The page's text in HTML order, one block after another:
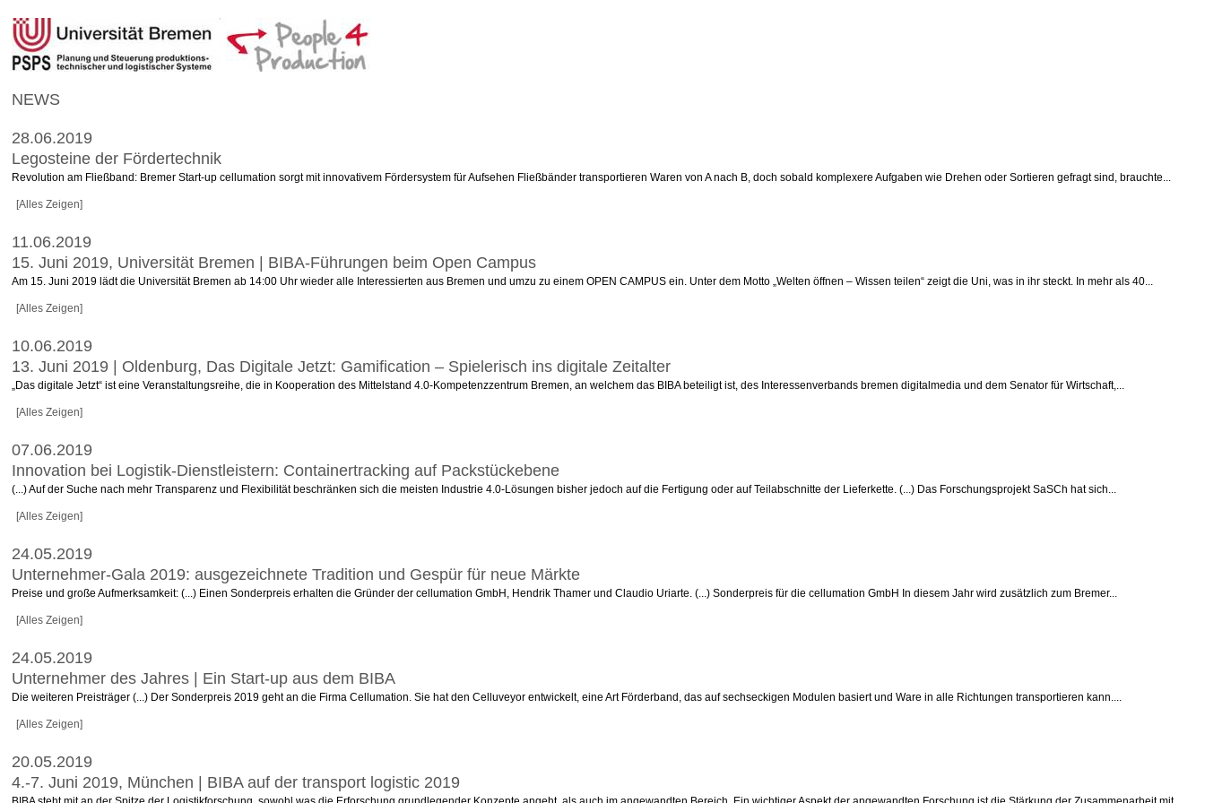
NEWS
28.06.2019
Legosteine der Fördertechnik
Revolution am Fließband: Bremer Start-up cellumation sorgt mit innovativem Fördersystem für Aufsehen Fließbänder transportieren Waren von A nach B, doch sobald komplexere Aufgaben wie Drehen oder Sortieren gefragt sind, brauchte...
[Alles Zeigen]
11.06.2019
15. Juni 2019, Universität Bremen | BIBA-Führungen beim Open Campus
Am 15. Juni 2019 lädt die Universität Bremen ab 14:00 Uhr wieder alle Interessierten aus Bremen und umzu zu einem OPEN CAMPUS ein. Unter dem Motto „Welten öffnen – Wissen teilen“ zeigt die Uni, was in ihr steckt. In mehr als 40...
[Alles Zeigen]
10.06.2019
13. Juni 2019 | Oldenburg, Das Digitale Jetzt: Gamification – Spielerisch ins digitale Zeitalter
„Das digitale Jetzt“ ist eine Veranstaltungsreihe, die in Kooperation des Mittelstand 4.0-Kompetenzzentrum Bremen, an welchem das BIBA beteiligt ist, des Interessenverbands bremen digitalmedia und dem Senator für Wirtschaft,...
[Alles Zeigen]
07.06.2019
Innovation bei Logistik-Dienstleistern: Containertracking auf Packstückebene
(...) Auf der Suche nach mehr Transparenz und Flexibilität beschränken sich die meisten Industrie 4.0-Lösungen bisher jedoch auf die Fertigung oder auf Teilabschnitte der Lieferkette. (...) Das Forschungsprojekt SaSCh hat sich...
[Alles Zeigen]
24.05.2019
Unternehmer-Gala 2019: ausgezeichnete Tradition und Gespür für neue Märkte
Preise und große Aufmerksamkeit: (...) Einen Sonderpreis erhalten die Gründer der cellumation GmbH, Hendrik Thamer und Claudio Uriarte. (...) Sonderpreis für die cellumation GmbH In diesem Jahr wird zusätzlich zum Bremer...
[Alles Zeigen]
24.05.2019
Unternehmer des Jahres | Ein Start-up aus dem BIBA
Die weiteren Preisträger (...) Der Sonderpreis 2019 geht an die Firma Cellumation. Sie hat den Celluveyor entwickelt, eine Art Förderband, das auf sechseckigen Modulen basiert und Ware in alle Richtungen transportieren kann....
[Alles Zeigen]
20.05.2019
4.-7. Juni 2019, München | BIBA auf der transport logistic 2019